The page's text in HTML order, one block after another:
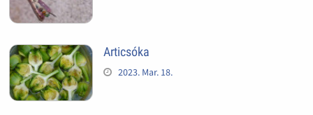
Articsóka
2023. Mar. 18.